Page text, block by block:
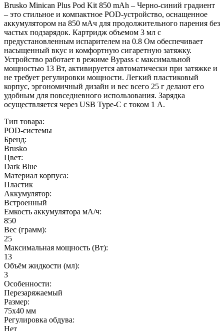
Brusko Minican Plus Pod Kit 850 mAh – Черно-синий градиент
– это стильное и компактное POD-устройство, оснащенное
аккумулятором на 850 мАч для продолжительного парения без
частых подзарядок. Картридж объемом 3 мл с
предустановленным испарителем на 0.8 Ом обеспечивает
насыщенный вкус и комфортную сигаретную затяжку.
Устройство работает в режиме Bypass с максимальной
мощностью 13 Вт, активируется автоматически при затяжке и
не требует регулировки мощности. Легкий пластиковый
корпус, эргономичный дизайн и вес всего 25 г делают его
удобным для повседневного использования. Зарядка
осуществляется через USB Type-C с током 1 А.
Тип товара:
POD-системы
Бренд:
Brusko
Цвет:
Dark Blue
Материал корпуса:
Пластик
Аккумулятор:
Встроенный
Емкость аккумулятора мА/ч:
850
Вес (грамм):
25
Максимальная мощность (Вт):
13
Объём жидкости (мл):
3
Особенности:
Перезаряжаемый
Размер:
75x40 мм
Регулировка обдува:
Нет